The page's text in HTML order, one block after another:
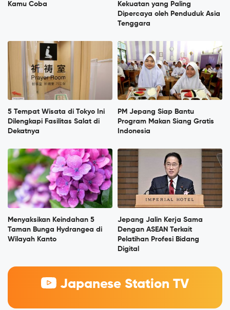
Kamu Coba
Kekuatan yang Paling
Dipercaya oleh Penduduk Asia
Tenggara
5 Tempat Wisata di Tokyo Ini
Dilengkapi Fasilitas Salat di
Dekatnya
PM Jepang Siap Bantu
Program Makan Siang Gratis
Indonesia
Menyaksikan Keindahan 5
Taman Bunga Hydrangea di
Wilayah Kanto
Jepang Jalin Kerja Sama
Dengan ASEAN Terkait
Pelatihan Profesi Bidang
Digital
Japanese Station TV